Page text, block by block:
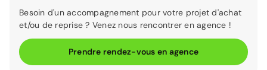
Besoin d'un accompagnement pour votre projet d'achat
et/ou de reprise ? Venez nous rencontrer en agence !
Prendre rendez-vous en agence